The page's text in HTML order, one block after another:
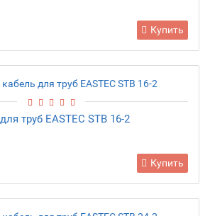
Купить
труб EASTEC STB 16-2
Купить